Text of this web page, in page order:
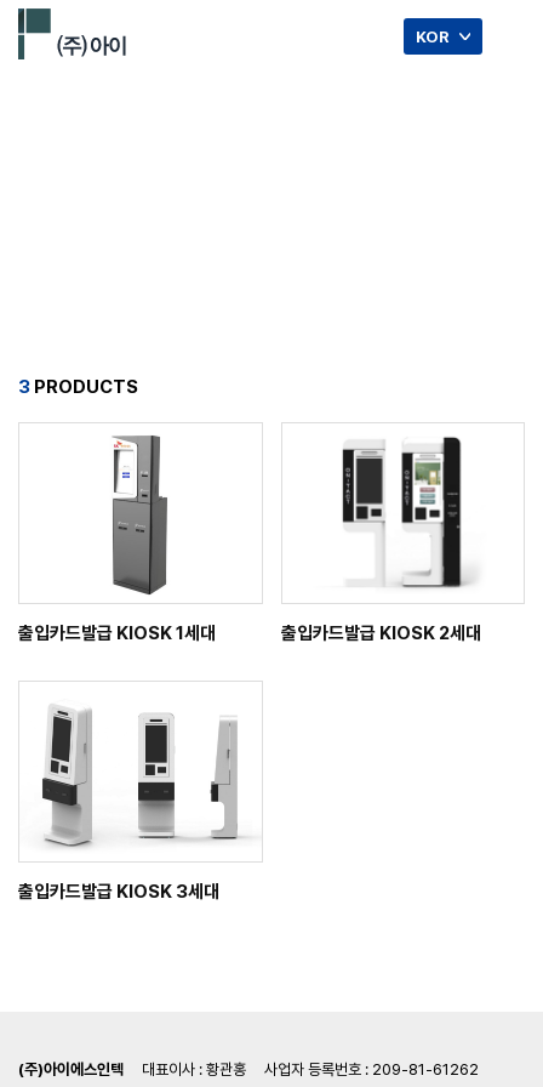
KOR
3 PRODUCTS
출입카드발급 KIOSK 1세대 출입카드발급 KIOSK 2세대
출입카드발급 KIOSK 3세대
(주)아이에스인텍 대표이사 : 황관홍 사업자 등록번호 : 209-81-61262